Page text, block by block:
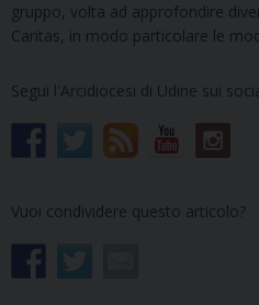
gruppo, volta ad approfondire
Caritas, in modo particolare le
Segui l'Arcidiocesi di Udine sui
Vuoi condividere questo articolo?